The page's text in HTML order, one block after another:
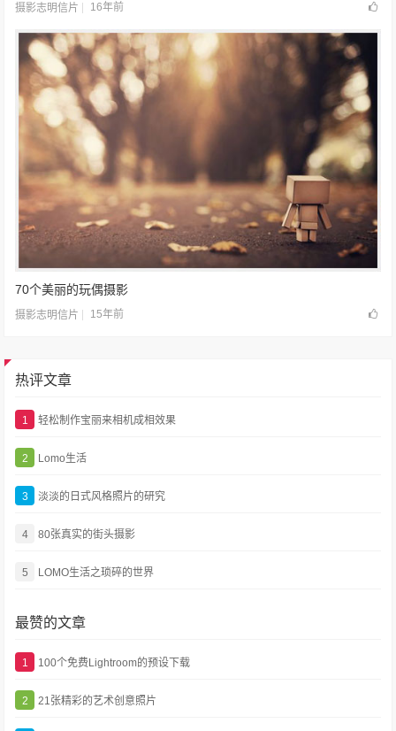
摄影志明信片 16年前
70个美丽的玩偶摄影
摄影志明信片 15年前
热评文章
1 轻松制作宝丽来相机成相效果
2 Lomo生活
3 淡淡的日式风格照片的研究
4 80张真实的街头摄影
5 LOMO生活之琐碎的世界
最赞的文章
1 100个免费Lightroom的预设下载
2 21张精彩的艺术创意照片